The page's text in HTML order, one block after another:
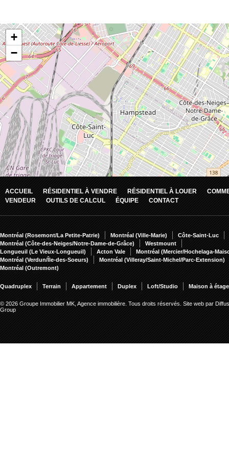
ACCUEIL RÉSIDENTIEL À VENDRE RÉSIDENTIEL À LOUER
VENDEUR
OUTILS DE CALCUL ÉQUIPE CONTACT
Montréal (Rosemont/La Petite-Patrie) Montréal (Ville-Marie)
Côte-Saint-Luc
Montréal (Côte-des-Neiges/Notre-Dame-de-Grâce)
Westmount
Longueuil (Le Vieux-Longueuil)
Acton Vale
Montréal (Mercier/Hochelaga-
Montréal (Verdun/Île-des-Soeurs)
Montréal (Villeray/Saint-Michel/Parc-Extension)
Montréal (Outremont)
Quadruplex Terrain Appartement Duplex Loft/Studio Maison à
© 2026 Groupe Immobilier MK, Agence immobilière. Tous droits réservés. Site web par
Group